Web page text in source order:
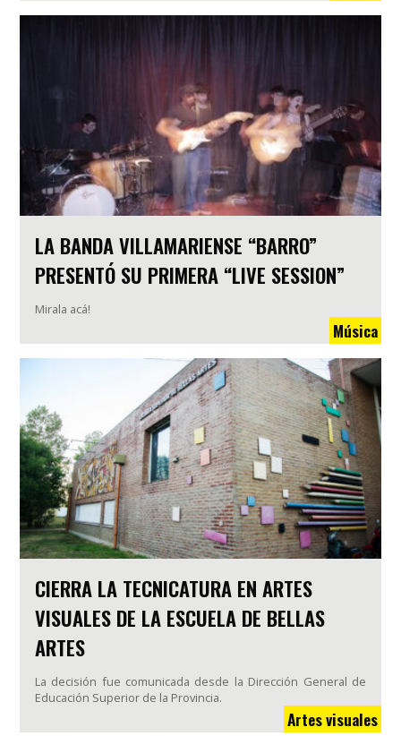
LA BANDA VILLAMARIENSE “BARRO”
PRESENTÓ SU PRIMERA “LIVE SESSION”
Mirala acá!
Música
CIERRA LA TECNICATURA EN ARTES
VISUALES DE LA ESCUELA DE BELLAS
ARTES
La decisión fue comunicada desde la Dirección General de
Educación Superior de la Provincia.
Artes visuales